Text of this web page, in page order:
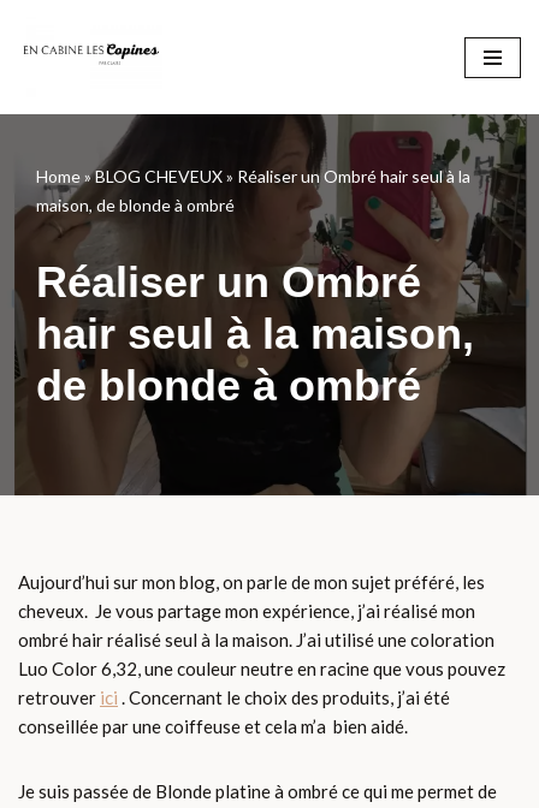
Home»BLOG CHEVEUX» Réaliser un Ombré hair seul à la
maison, de blonde à ombré
Réaliser un Ombré
hair seul à la maison,
de blonde à ombré
Aujourd’hui sur mon blog, on parle de mon sujet préféré, les
cheveux. Je vous partage mon expérience, j’ai réalisé mon
ombré hair réalisé seul à la maison. J’ai utilisé une coloration
Luo Color 6,32, une couleur neutre en racine que vous pouvez
retrouver ici . Concernant le choix des produits, j’ai été
conseillée par une coiffeuse et cela m’a bien aidé.
Je suis passée de Blonde platine à ombré ce qui me permet de